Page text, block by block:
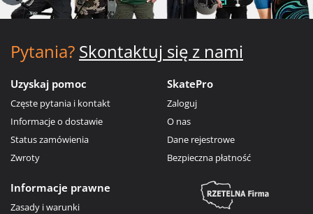
Pytania? Skontaktuj się z nami
Uzyskaj pomoc
Częste pytania i kontakt
Informacje o dostawie
Status zamówienia
Zwroty
SkatePro
Zaloguj
O nas
Dane rejestrowe
Bezpieczna płatność
Informacje prawne
Zasady i warunki